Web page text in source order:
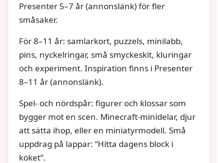
Presenter 5–7 år (annonslänk) för fler
småsaker.
För 8–11 år: samlarkort, puzzels, minilabb,
pins, nyckelringar, små smyckeskit, kluringar
och experiment. Inspiration finns i Presenter
8–11 år (annonslänk).
Spel- och nördspår: figurer och klossar som
bygger mot en scen. Minecraft-minidelar, djur
att sätta ihop, eller en miniatyrmodell. Små
uppdrag på lappar: “Hitta dagens block i
köket”.